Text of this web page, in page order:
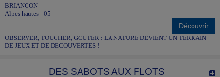
BRIANCON
Alpes hautes - 05
Découvrir
OBSERVER, TOUCHER, GOUTER : LA NATURE DEVIENT UN TERRAIN
DE JEUX ET DE DECOUVERTES !
DES SABOTS AUX FLOTS